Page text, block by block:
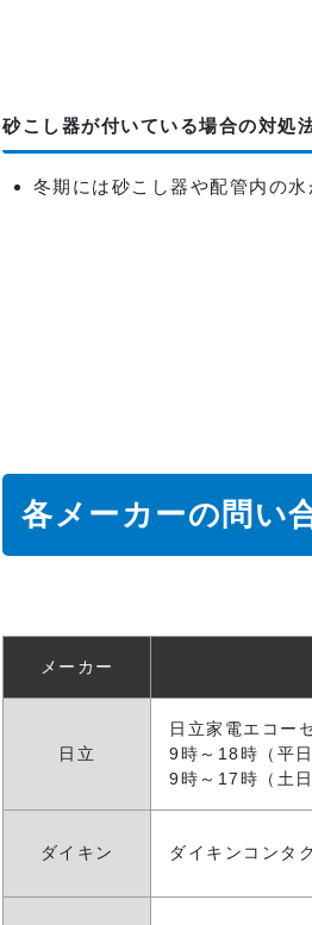
砂こし器が付いている場合の対処
冬期には砂こし器や配管内の
各メーカーの問い
メーカー
日立
日立家電エコー
9時～18時（平日
9時～17時（土
ダイキン ダイキンコンタ